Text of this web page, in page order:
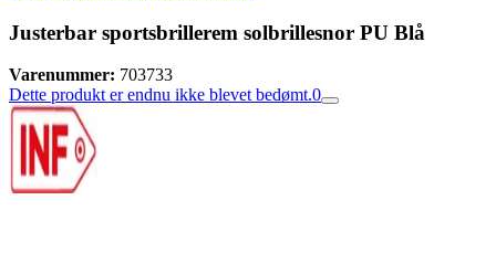
Justerbar sportsbrillerem solbrillesnor PU Blå
Varenummer: 703733
Dette produkt er endnu ikke blevet bedømt.0